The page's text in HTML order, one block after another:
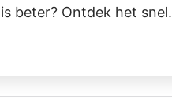
beter? Ontdek het snel.